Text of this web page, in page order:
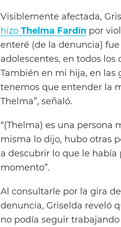
Visiblemente afectada,
hizo Thelma Fardín por
enteré (de la denuncia)
adolescentes, en todos
También en mi hija, en las
tenemos que entender la
Thelma”, señaló.
“(Thelma) es una persona
misma lo dijo, hubo otras
a descubrir lo que le había
momento”.
Al consultarle por la gira
denuncia, Griselda reveló
no podía seguir